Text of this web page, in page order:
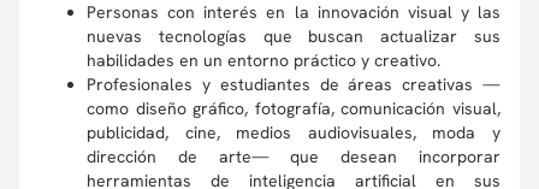
Personas con interés en la innovación visual y las
nuevas tecnologías que buscan actualizar sus
habilidades en un entorno práctico y creativo.
Profesionales y estudiantes de áreas creativas —
como diseño gráfico, fotografía, comunicación visual,
publicidad, cine, medios audiovisuales, moda y
dirección de arte— que desean incorporar
herramientas de inteligencia artificial en sus